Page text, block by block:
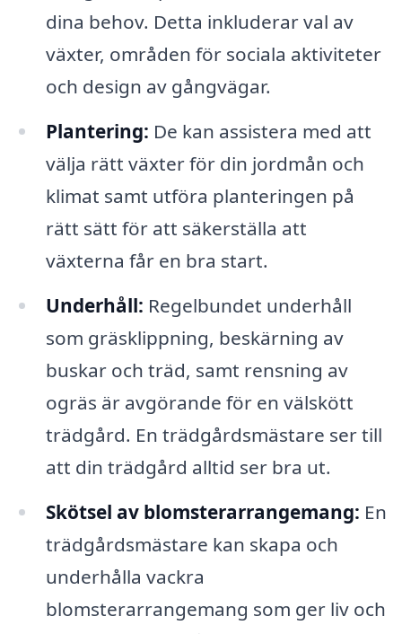
dina behov. Detta inkluderar val av
växter, områden för sociala aktiviteter
och design av gångvägar.
Plantering: De kan assistera med att
välja rätt växter för din jordmån och
klimat samt utföra planteringen på
rätt sätt för att säkerställa att
växterna får en bra start.
Underhåll: Regelbundet underhåll
som gräsklippning, beskärning av
buskar och träd, samt rensning av
ogräs är avgörande för en välskött
trädgård. En trädgårdsmästare ser till
att din trädgård alltid ser bra ut.
Skötsel av blomsterarrangemang: En
trädgårdsmästare kan skapa och
underhålla vackra
blomsterarrangemang som ger liv och